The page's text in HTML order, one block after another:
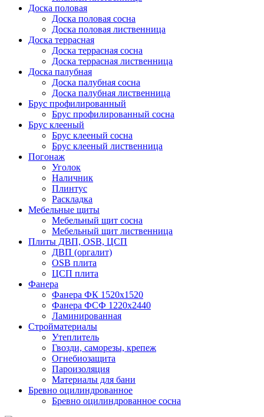
Доска половая
Доска половая сосна
Доска половая лиственница
Доска террасная
Доска террасная сосна
Доска террасная лиственница
Доска палубная
Доска палубная сосна
Доска палубная лиственница
Брус профилированный
Брус профилированный сосна
Брус клееный
Брус клееный сосна
Брус клееный лиственница
Погонаж
Уголок
Наличник
Плинтус
Раскладка
Мебельные щиты
Мебельный щит сосна
Мебельный щит лиственница
Плиты ДВП, OSB, ЦСП
ДВП (оргалит)
OSB плита
ЦСП плита
Фанера
Фанера ФК 1520x1520
Фанера ФСФ 1220x2440
Ламинированная
Стройматериалы
Утеплитель
Гвозди, саморезы, крепеж
Огнебиозащита
Пароизоляция
Материалы для бани
Бревно оцилиндрованное
Бревно оцилиндрованное сосна